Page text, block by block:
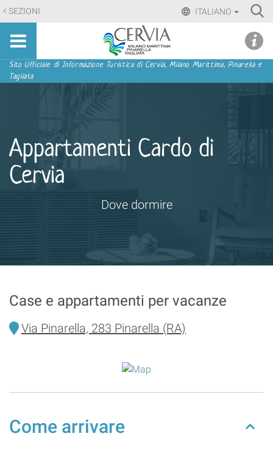
Salta
ai
contenuti.
Salta
alla
ITALIANO
SEZIONI
Sito
turistico
ufficiale
Tagliata
Sezioni
Sito Ufficiale di Informazione Turistica di Cervia, Milano Marittima, Pinarella e
Tagliata
Appartamenti Cardo di
Cervia
Dove dormire
Case e appartamenti per vacanze
Via Pinarella, 283 Pinarella (RA)
Come arrivare
menu